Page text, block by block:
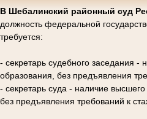
В Шебалинский районный суд
должность федеральной
требуется:
- секретарь судебного заседания -
образования, без предъявления
- секретарь суда - наличие
без предъявления требований к